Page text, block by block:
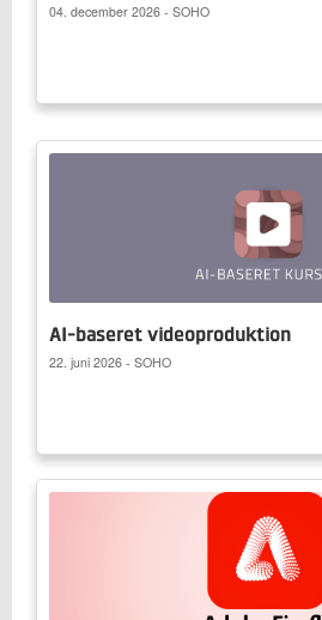
04. december 2026 - SOHO
AI-baseret videoproduktion
22. juni 2026 - SOHO